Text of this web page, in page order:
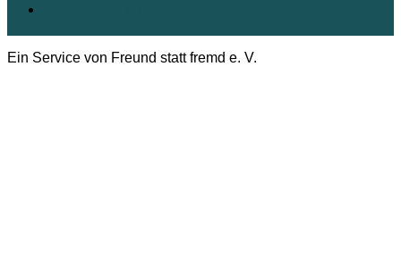
Ein Service von Freund statt fremd e. V.